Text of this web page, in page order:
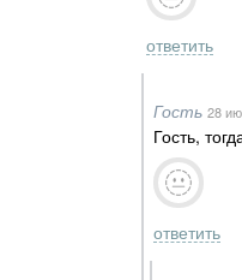
ответить
Гость 28
Гость,
ответить